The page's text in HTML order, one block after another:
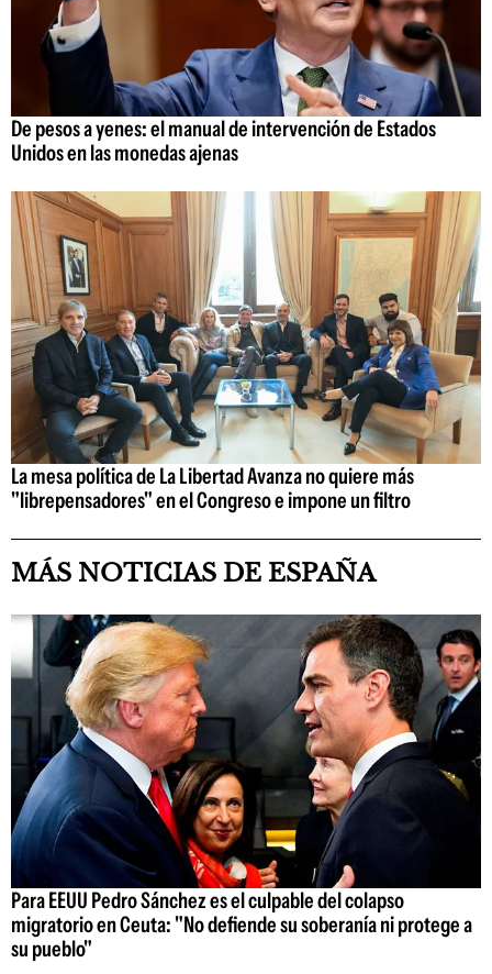
De pesos a yenes: el manual de intervención de Estados
Unidos en las monedas ajenas
La mesa política de La Libertad Avanza no quiere más
"librepensadores" en el Congreso e impone un filtro
MÁS NOTICIAS DE ESPAÑA
Para EEUU Pedro Sánchez es el culpable del colapso
migratorio en Ceuta: "No defiende su soberanía ni protege a
su pueblo"